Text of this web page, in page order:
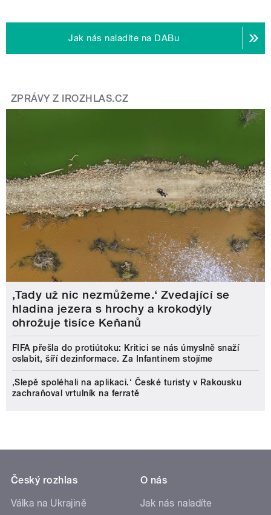
Jak nás naladíte na DABu
ZPRÁVY Z IROZHLAS.CZ
‚Tady už nic nezmůžeme.‘ Zvedající se
hladina jezera s hrochy a krokodýly
ohrožuje tisíce Keňanů
FIFA přešla do protiútoku: Kritici se nás úmyslně snaží
oslabit, šíří dezinformace. Za Infantinem stojíme
‚Slepě spoléhali na aplikaci.‘ České turisty v Rakousku
zachraňoval vrtulník na ferratě
Český rozhlas
Válka na Ukrajině
O nás
Jak nás naladíte